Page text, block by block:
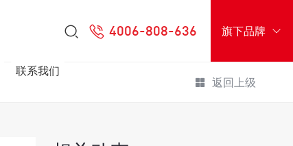
旗下品牌
4006-808-636
联系我们
返回上级